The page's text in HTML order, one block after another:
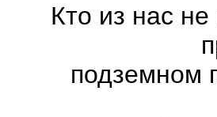
Кто из нас
подземном